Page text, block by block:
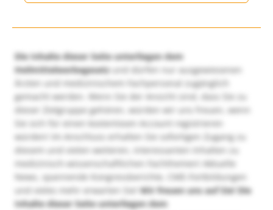
Die Inhalte dieser Seite unterliegen dem
Heilmittelwerbegesetzund dürfen nur ausgewiesenen
Ärzten und medizinischem Fachpersonal zugänglich
gemacht werden. Wenn Sie der Ansicht sind, dass Sie zu
dieser Zielgruppe gehören, würden wir uns freuen, wenn
Sie sich für einen kostenlosen Account registrieren
würden! Im Anschluss erhalten Sie sofortigen Zugang zu
diesem und vielen weiteren, interessanten Inhalten zu
medizinisch-wissenschaftlichen Fachthemen! Aktuelle
News, spannende Kongressberichte, CME-Fortbildungen
und vieles mehr erwarten Sie!Wir freuen uns auf Sie! Die
Inhalte dieser Seite unterliegen dem